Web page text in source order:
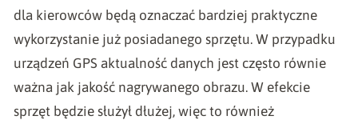
dla kierowców będą oznaczać bardziej praktyczne
wykorzystanie już posiadanego sprzętu. W przypadku
urządzeń GPS aktualność danych jest często równie
ważna jak jakość nagrywanego obrazu. W efekcie
sprzęt będzie służył dłużej, więc to również